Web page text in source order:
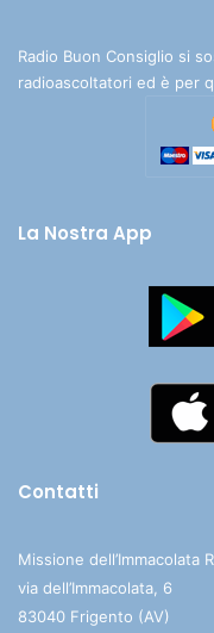
Radio Buon Consiglio si
radioascoltatori ed è per
La Nostra App
Contatti
Missione dell’Immacolata
via dell’Immacolata, 6
83040 Frigento (AV)